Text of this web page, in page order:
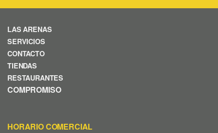
LAS ARENAS
SERVICIOS
CONTACTO
TIENDAS
RESTAURANTES
COMPROMISO
HORARIO COMERCIAL